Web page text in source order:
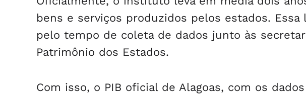
bens e serviços produzidos pelos estados.
pelo tempo de coleta de dados junto às
Patrimônio dos Estados.
Com isso, o PIB oficial de Alagoas, com os